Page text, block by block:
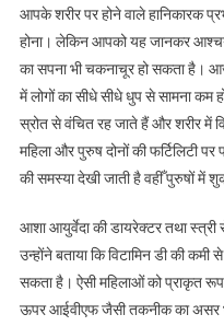
आपके शरीर पर होने वाले हानिकारक
होना। लेकिन आपको यह जानकर
का सपना भी चकनाचूर हो सकता है।
में लोगों का सीधे सीधे धुप से सामना कम
स्रोत से वंचित रह जाते हैं और शरीर में
महिला और पुरुष दोनों की फर्टिलिटी
की समस्या देखी जाती है वहीँ पुरुषों में
आशा आयुर्वेदा की डायरेक्टर तथा स्त्री
उन्होंने बताया कि विटामिन डी की
सकता है। ऐसी महिलाओं को प्राकृत
ऊपर आईवीएफ जैसी तकनीक का असर भी